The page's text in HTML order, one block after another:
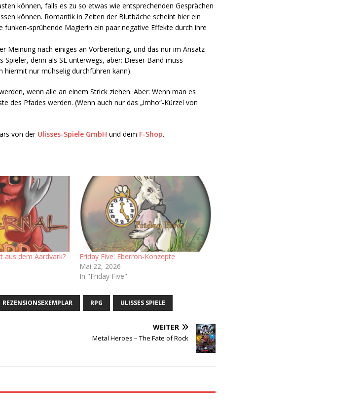
können, falls es zu so etwas wie entsprechenden Gesprächen
können. Romantik in Zeiten der Blutbäche scheint hier ein
sprühende Magierin ein paar negative Effekte durch ihre
Meinung nach einiges an Vorbereitung, und das nur im Ansatz
denn als SL unterwegs, aber: Dieser Band muss
hiermit nur mühselig durchführen kann).
wenn alle an einem Strick ziehen. Aber: Wenn man es
des Pfades werden. (Wenn auch nur das „imho“-Kürzel von
von der Ulisses-Spiele GmbH und dem F-Shop.
aus dem Aardvark?
Friday Five: Eberron-Konzepte
Mai 22, 2026
In "Friday Five"
REZENSIONSEXEMPLAR RPG ULISSES SPIELE
WEITER
Metal Heroes – The Fate of Rock